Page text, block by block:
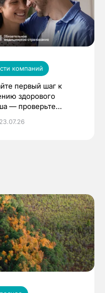
компаний
первый шаг к
здорового
— проверьте